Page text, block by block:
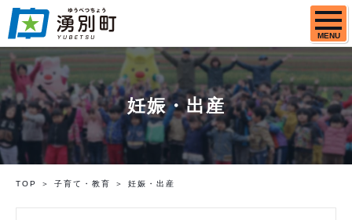
MENU
妊娠・出産
TOP 子育て・教育 妊娠・出産